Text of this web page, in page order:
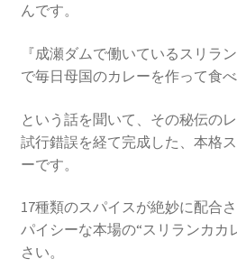
んです。
『成瀬ダムで働いているスリラ
で毎日母国のカレーを作って食べ
という話を聞いて、その秘伝の
試行錯誤を経て完成した、本格
ーです。
17種類のスパイスが絶妙に配合
パイシーな本場の“スリランカカ
さい。